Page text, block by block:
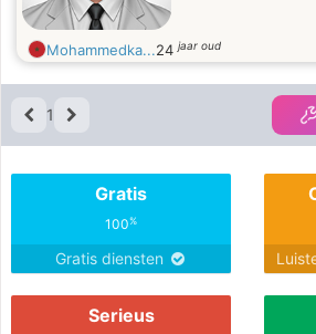
Mohammedka...24jaar oud
1
Gratis
100%
Gratis diensten
Serieus